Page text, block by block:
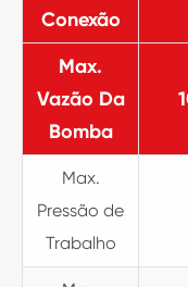
Conexão
Max.
Vazão Da
Bomba
Max.
Pressão de
Trabalho